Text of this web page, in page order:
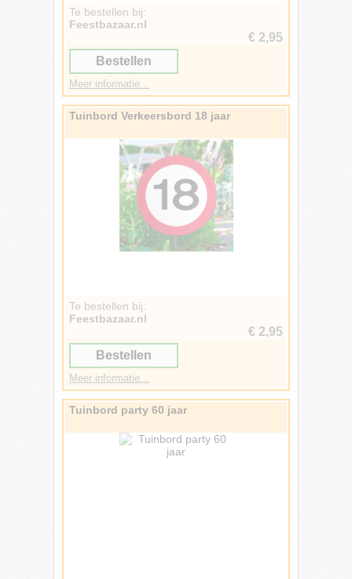
Crepepapier
Spiralen
Te bestellen bij:
Feestbazaar.nl
€ 2,95
Bestellen
Meer informatie...
Tuinbord Verkeersbord 18 jaar
Te bestellen bij:
Feestbazaar.nl
€ 2,95
Bestellen
Meer informatie...
Tuinbord party 60 jaar